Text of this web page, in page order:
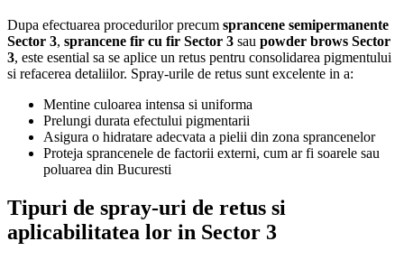
Dupa efectuarea procedurilor precum sprancene semipermanente
Sector 3, sprancene fir cu fir Sector 3 sau powder brows Sector
3, este esential sa se aplice un retus pentru consolidarea pigmentului
si refacerea detaliilor. Spray-urile de retus sunt excelente in a:
Mentine culoarea intensa si uniforma
Prelungi durata efectului pigmentarii
Asigura o hidratare adecvata a pielii din zona sprancenelor
Proteja sprancenele de factorii externi, cum ar fi soarele sau
poluarea din Bucuresti
Tipuri de spray-uri de retus si
aplicabilitatea lor in Sector 3